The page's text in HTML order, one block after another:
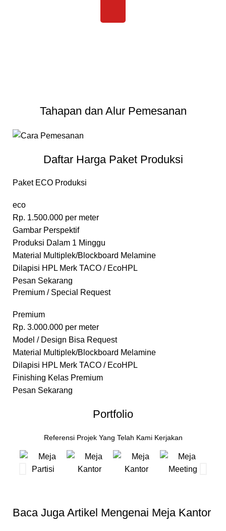
Tahapan dan Alur Pemesanan
Daftar Harga Paket Produksi
Paket ECO Produksi
eco
Rp. 1.500.000 per meter
Gambar Perspektif
Produksi Dalam 1 Minggu
Material Multiplek/Blockboard Melamine
Dilapisi HPL Merk TACO / EcoHPL
Pesan Sekarang
Premium / Special Request
Premium
Rp. 3.000.000 per meter
Model / Design Bisa Request
Material Multiplek/Blockboard Melamine
Dilapisi HPL Merk TACO / EcoHPL
Finishing Kelas Premium
Pesan Sekarang
Portfolio
Referensi Projek Yang Telah Kami Kerjakan
Baca Juga Artikel Mengenai Meja Kantor